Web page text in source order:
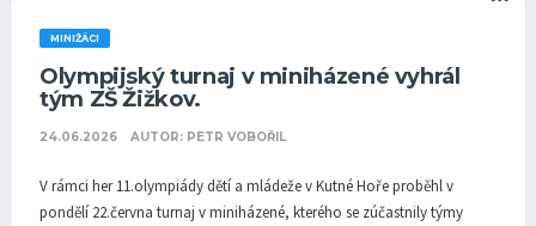
MINIŽÁCI
Olympijský turnaj v miniházené vyhrál
tým ZŠ Žižkov.
24.06.2026 AUTOR: PETR VOBOŘIL
V rámci her 11.olympiády dětí a mládeže v Kutné Hoře proběhl v
pondělí 22.června turnaj v miniházené, kterého se zúčastnily týmy